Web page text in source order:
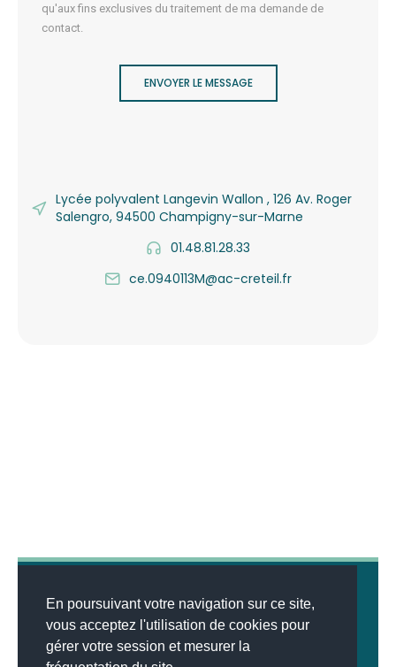
En poursuivant votre navigation sur ce site,
vous acceptez l'utilisation de cookies pour
gérer votre session et mesurer la
qu'aux fins exclusives du traitement de ma demande de
contact.
ENVOYER LE MESSAGE
Lycée polyvalent Langevin Wallon , 126 Av. Roger
Salengro, 94500 Champigny-sur-Marne
01.48.81.28.33
ce.0940113M@ac-creteil.fr
© 2026